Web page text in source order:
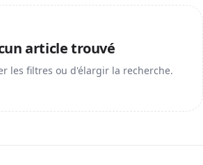
article trouvé
les filtres ou d'élargir la recherche.